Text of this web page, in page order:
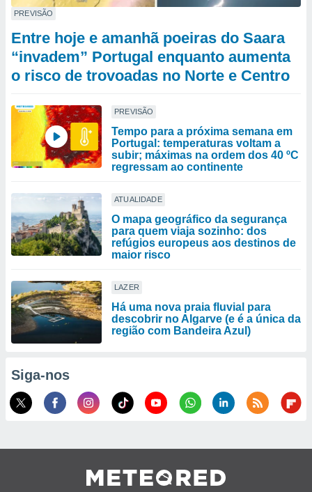
PREVISÃO
Entre hoje e amanhã poeiras do Saara
“invadem” Portugal enquanto aumenta
o risco de trovoadas no Norte e Centro
PREVISÃO
Tempo para a próxima semana em
Portugal: temperaturas voltam a
subir; máximas na ordem dos 40 ºC
regressam ao continente
ATUALIDADE
O mapa geográfico da segurança
para quem viaja sozinho: dos
refúgios europeus aos destinos de
maior risco
LAZER
Há uma nova praia fluvial para
descobrir no Algarve (e é a única da
região com Bandeira Azul)
Siga-nos